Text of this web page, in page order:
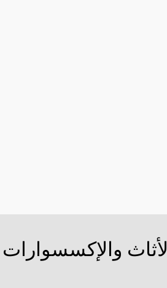
والإكسسوارات